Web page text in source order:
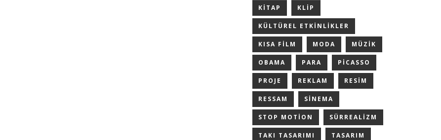
KITAP KLIP
KÜLTÜREL ETKINLIKLER
KISA FILM MODA MÜZIK
OBAMA PARA PICASSO
PROJE REKLAM RESIM
RESSAM SINEMA
STOP MOTION SÜRREALIZM
TAKI TASARIMI TASARIM